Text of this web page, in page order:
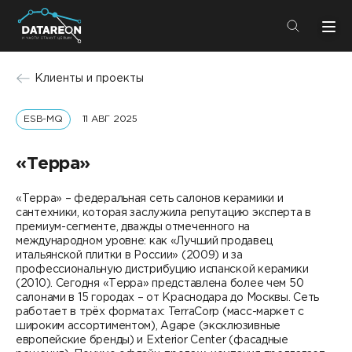
+7 (495) 280-08-01
Услуги
Партнеры
Импортозамещение
Компания
О компании
Карьера
Решения
DATAREON Platform
Пресс-центр
Клиенты и проекты
ESB-MQ 11 АВГ 2025
«Терра»
«Терра» – федеральная сеть салонов керамики и
сантехники, которая заслужила репутацию эксперта в
премиум-сегменте, дважды отмеченного на
международном уровне: как «Лучший продавец
итальянской плитки в России» (2009) и за
профессиональную дистрибуцию испанской керамики
(2010). Сегодня «Терра» представлена более чем 50
салонами в 15 городах – от Краснодара до Москвы. Сеть
работает в трёх форматах: TerraCorp (масс-маркет с
широким ассортиментом), Agape (эксклюзивные
европейские бренды) и Exterior Center (фасадные